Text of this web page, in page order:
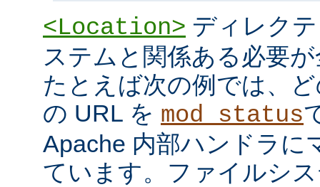
<Location> ディレク
ステムと関係ある必要
たとえば次の例では、
の URL を mod_status
Apache 内部ハンドラに
ています。ファイルシ